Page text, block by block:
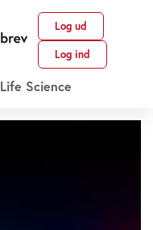
Log ud
Log ind
Life Science